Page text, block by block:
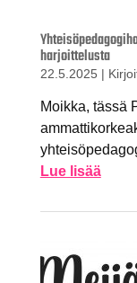
harjoittelusta
22.5.2025 |
Moikka, tässä
Lue lisää